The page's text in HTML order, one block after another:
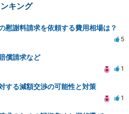
キング
慰謝料請求を依頼する費用相場は？
5
償請求など
1
する減額交渉の可能性と対策
1